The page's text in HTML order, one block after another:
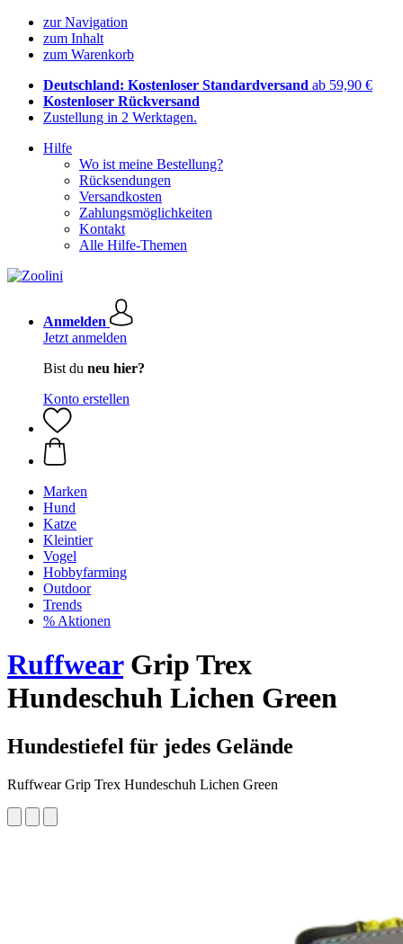
zur Navigation
zum Inhalt
zum Warenkorb
Deutschland: Kostenloser Standardversand ab 59,90 €
Kostenloser Rückversand
Zustellung in 2 Werktagen.
Hilfe
Wo ist meine Bestellung?
Rücksendungen
Versandkosten
Zahlungsmöglichkeiten
Kontakt
Alle Hilfe-Themen
Anmelden
Jetzt anmelden
Bist du neu hier?
Konto erstellen
Marken
Hund
Katze
Kleintier
Vogel
Hobbyfarming
Outdoor
Trends
% Aktionen
RuffwearGrip Trex
Hundeschuh Lichen Green
Hundestiefel für jedes Gelände
Ruffwear Grip Trex Hundeschuh Lichen Green